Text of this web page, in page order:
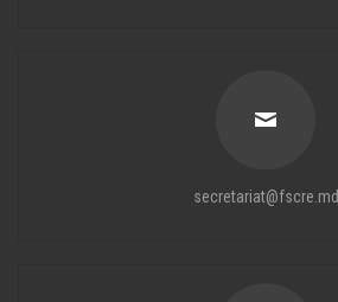
secretariat@fscre.md